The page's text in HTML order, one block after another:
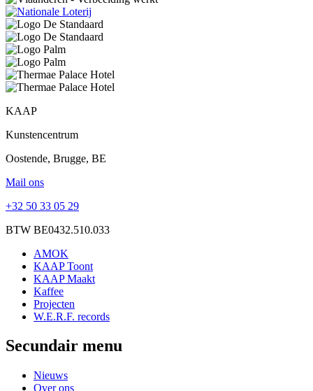
KAAP
Kunstencentrum
Oostende, Brugge, BE
Mail ons
+32 50 33 05 29
BTW BE0432.510.033
AMOK
KAAP Toont
KAAP Maakt
Kaffee
Projecten
W.E.R.F. records
Secundair menu
Nieuws
Over ons